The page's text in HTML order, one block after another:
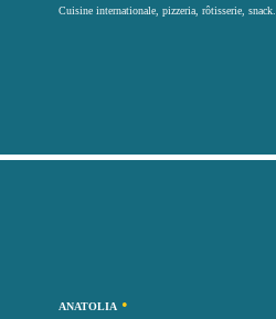
Cuisine internationale, pizzeria, rôtisserie, snack.
ANATOLIA •